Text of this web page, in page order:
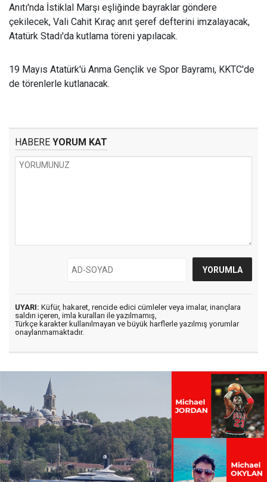
Anıtı'nda İstiklal Marşı eşliğinde bayraklar göndere
çekilecek, Vali Cahit Kıraç anıt şeref defterini imzalayacak,
Atatürk Stadı'da kutlama töreni yapılacak.
19 Mayıs Atatürk'ü Anma Gençlik ve Spor Bayramı, KKTC'de
de törenlerle kutlanacak.
HABERE YORUM KAT
UYARI: Küfür, hakaret, rencide edici cümleler veya imalar, inançlara
saldırı içeren, imla kuralları ile yazılmamış,
Türkçe karakter kullanılmayan ve büyük harflerle yazılmış yorumlar
onaylanmamaktadır.